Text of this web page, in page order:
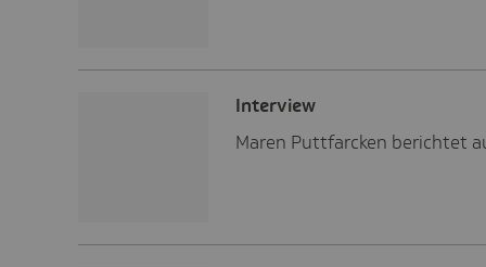
Inter­view
Maren Puttfarcken berichtet